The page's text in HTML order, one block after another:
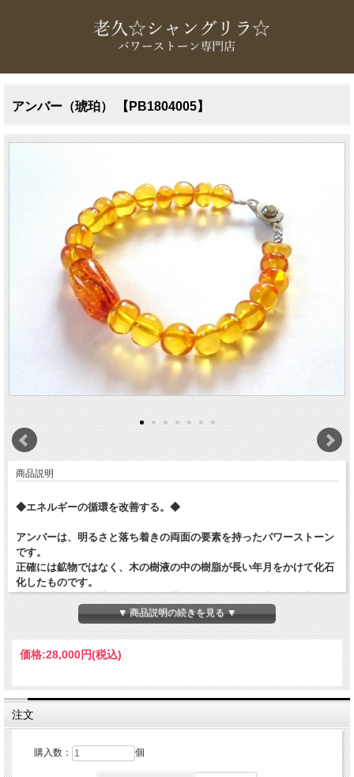
アンバー（琥珀） 【PB1804005】
商品説明
◆エネルギーの循環を改善する。◆
アンバーは、明るさと落ち着きの両面の要素を持ったパワーストーン
です。
正確には鉱物ではなく、木の樹液の中の樹脂が長い年月をかけて化石
化したものです。
非常に神秘的で、華やかな金色や黄色のものが多く、古くから幸運の
お守りなどとして大切に扱われています。
アンバーは、身体や心に滞った不要なエネルギー・マイナス的なエネ
ルギーを流し出し、 明るく健やかなエネルギーを循環させる働きをし
力強いパワーを補充する役割よりも、気のめぐりを整えて、本来の正
常な循環になるようサポートしてくれます。
結果的に疲労の回復や、精神面の安定、リラックスなどにつながって
いきます。
また、喉の癒しにも良いとされています。
▼ 商品説明の続きを見る ▼
価格:28,000円(税込)
注文
購入数： 個